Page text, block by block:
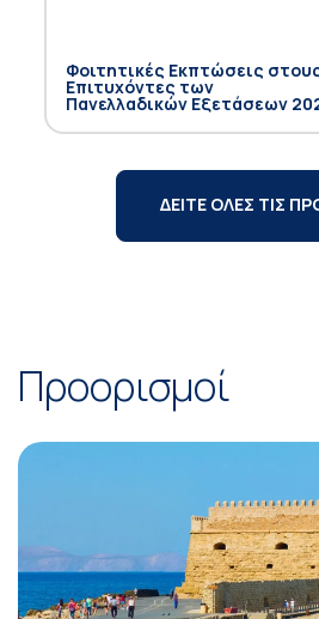
Φοιτητικές Εκπτώσεις
Επιτυχόντες των
Πανελλαδικών Εξετάσεων
ΔΕΙΤΕ ΟΛΕΣ ΤΙΣ
Προορισμοί